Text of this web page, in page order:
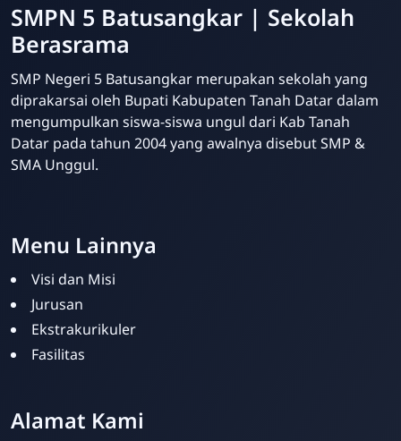
SMPN 5 Batusangkar | Sekolah
Berasrama
SMP Negeri 5 Batusangkar merupakan sekolah yang
diprakarsai oleh Bupati Kabupaten Tanah Datar dalam
mengumpulkan siswa-siswa ungul dari Kab Tanah
Datar pada tahun 2004 yang awalnya disebut SMP &
SMA Unggul.
Menu Lainnya
Visi dan Misi
Jurusan
Ekstrakurikuler
Fasilitas
Alamat Kami